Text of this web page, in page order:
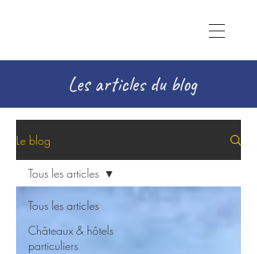
Les articles du blog
Le blog
Tous les articles
Châteaux & hôtels
particuliers
Tous les articles